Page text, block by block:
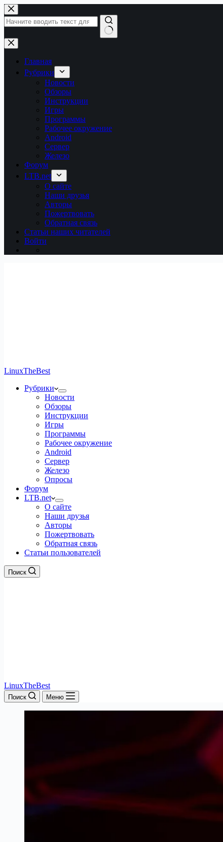
Перейти
к
сути
Ничего
не
найденоГлавная
Рубрики
Новости
Обзоры
Инструкции
Игры
Программы
Рабочее окружение
Android
Сервер
Железо
Форум
LTB.net
О сайте
Наши друзья
Авторы
Пожертвовать
Обратная связь
Статьи наших читателей
Войти
LinuxTheBest
Рубрики
Новости
Обзоры
Инструкции
Игры
Программы
Рабочее окружение
Android
Сервер
Железо
Опросы
Форум
LTB.net
О сайте
Наши друзья
Авторы
Пожертвовать
Обратная связь
Статьи пользователей
Поиск
LinuxTheBest
Поиск Меню